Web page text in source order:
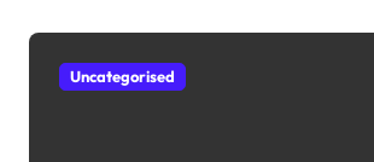
Uncategorised